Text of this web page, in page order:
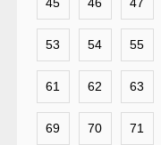
53 54 55
61 62 63
69 70 71